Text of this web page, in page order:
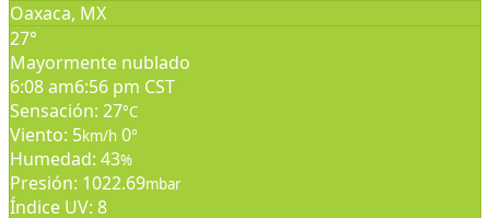
Oaxaca, MX
27°
Mayormente nublado
6:08 am6:56 pm CST
Sensación: 27°C
Viento: 5km/h 0°
Humedad: 43%
Presión: 1022.69mbar
Índice UV: 8